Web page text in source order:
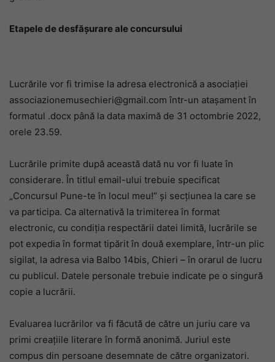
Etapele de desfășurare ale concursului
Lucrările vor fi trimise la adresa electronică a asociației
associazionemusechieri@gmail.com într-un atașament în
formatul .docx până la data maximă de 31 octombrie 2022,
orele 23.59.
Lucrările primite după această dată nu vor fi luate în
considerare. În titlul email-ului trebuie specificat
„Concursul Pune-te în locul meu!” și secțiunea la care se
va participa. Ca alternativă la trimiterea în format
electronic, cu condiția respectării datei limită, lucrările se
pot expedia în format tipărit în două exemplare, într-un plic
sigilat, la adresa via Balbo 14bis, Chieri – în orarul de lucru
cu publicul. Datele personale trebuie indicate pe o singură
copie a lucrării.
Evaluarea lucrărilor va fi făcută de către un juriu care va
primi creațiile literare în formă anonimă. Juriul este
compus din persoane desemnate de către organizatori.